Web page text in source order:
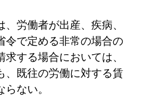
、労働者が出産、疾病、
令で定める非常の場合の
する場合においては、
、既往の労働に対する賃
ない。